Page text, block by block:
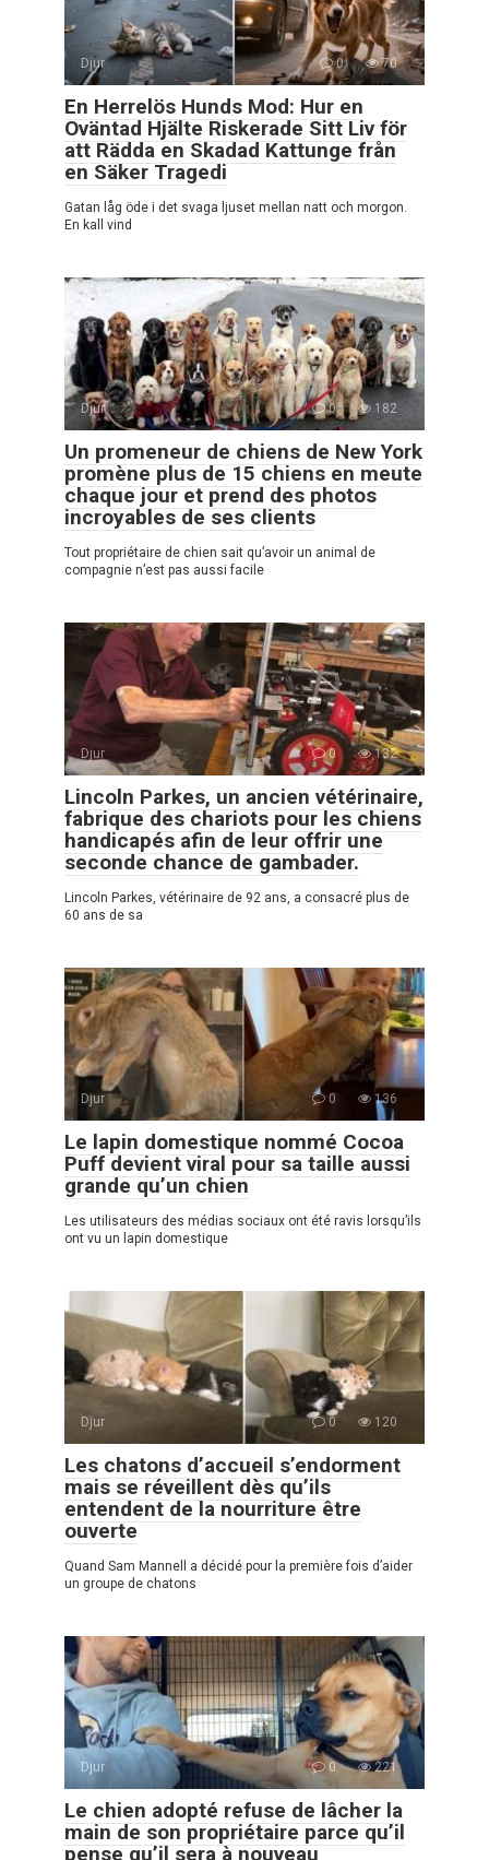
Djur 0 70
En Herrelös Hunds Mod: Hur en
Oväntad Hjälte Riskerade Sitt Liv för
att Rädda en Skadad Kattunge från
en Säker Tragedi
Gatan låg öde i det svaga ljuset mellan natt och morgon.
En kall vind
Djur 0 182
Un promeneur de chiens de New York
promène plus de 15 chiens en meute
chaque jour et prend des photos
incroyables de ses clients
Tout propriétaire de chien sait qu’avoir un animal de
compagnie n’est pas aussi facile
Djur 0 132
Lincoln Parkes, un ancien vétérinaire,
fabrique des chariots pour les chiens
handicapés afin de leur offrir une
seconde chance de gambader.
Lincoln Parkes, vétérinaire de 92 ans, a consacré plus de
60 ans de sa
Djur 0 136
Le lapin domestique nommé Cocoa
Puff devient viral pour sa taille aussi
grande qu’un chien
Les utilisateurs des médias sociaux ont été ravis lorsqu’ils
ont vu un lapin domestique
Djur 0 120
Les chatons d’accueil s’endorment
mais se réveillent dès qu’ils
entendent de la nourriture être
ouverte
Quand Sam Mannell a décidé pour la première fois d’aider
un groupe de chatons
Djur 0 221
Le chien adopté refuse de lâcher la
main de son propriétaire parce qu’il
pense qu’il sera à nouveau